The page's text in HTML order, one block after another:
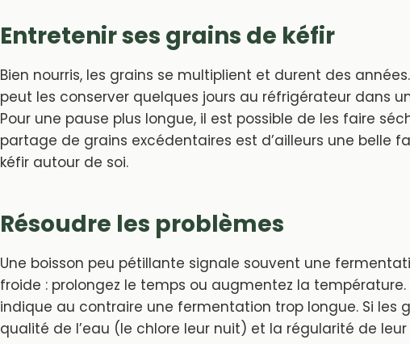
Entretenir ses grains de kéfir
Bien nourris, les grains se multiplient et durent des
peut les conserver quelques jours au réfrigérateur dans
Pour une pause plus longue, il est possible de les faire
partage de grains excédentaires est d’ailleurs une belle
kéfir autour de soi.
Résoudre les problèmes
Une boisson peu pétillante signale souvent une
froide : prolongez le temps ou augmentez la
indique au contraire une fermentation trop longue. Si les
qualité de l’eau (le chlore leur nuit) et la régularité de